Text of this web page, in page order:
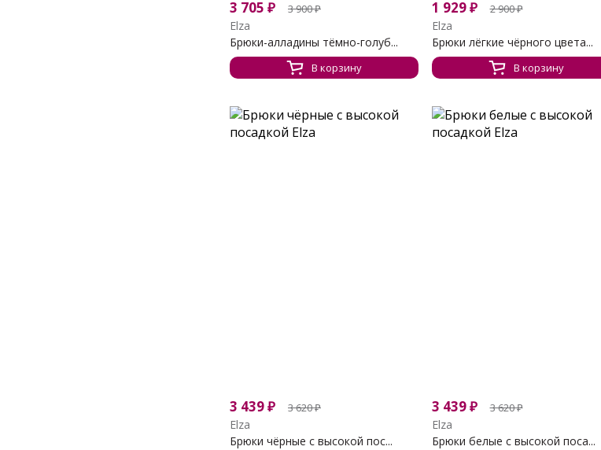
3 705 ₽ 3 900₽
Elza
Брюки-алладины тёмно-голуб...
В корзину
1 929₽ 2 900₽
Elza
Брюки лёгкие чёрного цвета...
В корзину
3 439₽ 3 620₽
Elza
Брюки чёрные с высокой пос...
3 439₽ 3 620₽
Elza
Брюки белые с высокой поса...